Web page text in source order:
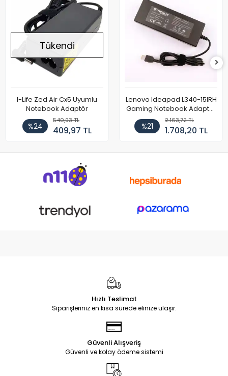
Tükendi
I-Life Zed Air Cx5 Uyumlu
Notebook Adaptör
%24
540,93 TL
409,97 TL
Lenovo Ideapad L340-15IRH
Gaming Notebook Adaptör
Cihazı Şarj Aleti (150W)
%21
2.163,72 TL
1.708,20 TL
Hızlı Teslimat
Siparişleriniz en kısa sürede elinize ulaşır.
Güvenli Alışveriş
Güvenli ve kolay ödeme sistemi